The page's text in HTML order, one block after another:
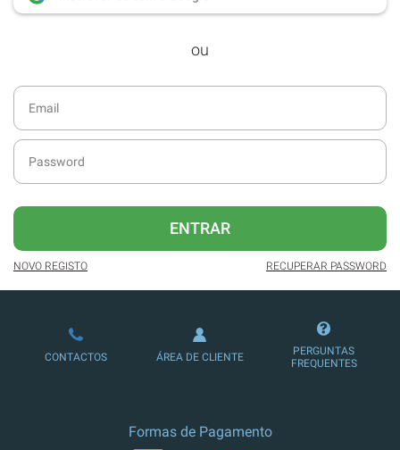
desde dezembro de 2016.
Acesso ao formato digital da SÁBADO
SÁBADO.
diário da atualidade.
publicidade reduzida e não invasiva
no site.
Possibilidade de ler e/ou ouvir artigos.
Ofertas e descontos em produtos,
serviços, eventos desportivos e
ou
ENTRAR
NOVO REGISTO RECUPERAR PASSWORD
CONTACTOS ÁREA DE CLIENTE
PERGUNTAS
FREQUENTES
Formas de Pagamento